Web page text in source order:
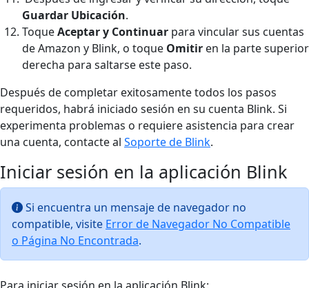
Guardar Ubicación.
ToqueAceptar y Continuar para vincular sus cuentas
de Amazon y Blink, o toque Omitir en la parte superior
derecha para saltarse este paso.
Después de completar exitosamente todos los pasos
requeridos, habrá iniciado sesión en su cuenta Blink. Si
experimenta problemas o requiere asistencia para crear
una cuenta, contacte al Soporte de Blink.
Iniciar sesión en la aplicación Blink
Si encuentra un mensaje de navegador no
compatible, visite Error de Navegador No Compatible
o Página No Encontrada.